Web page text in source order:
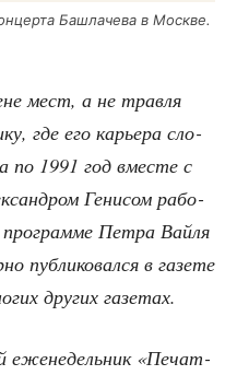
Башла­че­ва в Москве.
мест, а не трав­ля
где его карье­ра сло­
по 1991 год вме­сте с
Гени­сом рабо­
Пет­ра Вай­ля
пуб­ли­ко­вал­ся в газе­те
дру­гих газетах.
еже­не­дель­ник «Печат­